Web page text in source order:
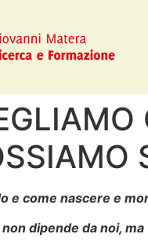
e come nascere e
dipende da noi,